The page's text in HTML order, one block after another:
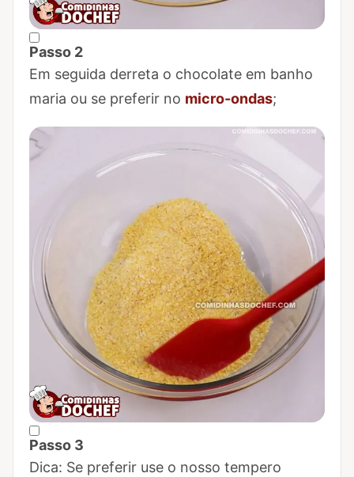
Passo 2
Marcar Passo 2 como concluído
Em seguida derreta o chocolate em banho
maria ou se preferir no micro-ondas;
Passo 3
Marcar Passo 3 como concluído
Dica: Se preferir use o nosso tempero